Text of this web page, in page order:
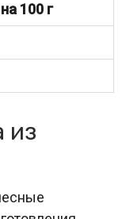
100 г
из